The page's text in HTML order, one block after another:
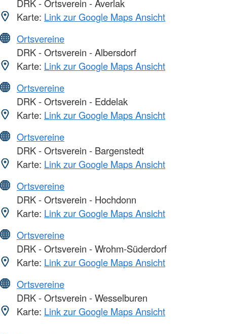
DRK - Ortsverein - Averlak
Karte: Link zur Google Maps Ansicht
Ortsvereine
DRK - Ortsverein - Albersdorf
Karte: Link zur Google Maps Ansicht
Ortsvereine
DRK - Ortsverein - Eddelak
Karte: Link zur Google Maps Ansicht
Ortsvereine
DRK - Ortsverein - Bargenstedt
Karte: Link zur Google Maps Ansicht
Ortsvereine
DRK - Ortsverein - Hochdonn
Karte: Link zur Google Maps Ansicht
Ortsvereine
DRK - Ortsverein - Wrohm-Süderdorf
Karte: Link zur Google Maps Ansicht
Ortsvereine
DRK - Ortsverein - Wesselburen
Karte: Link zur Google Maps Ansicht